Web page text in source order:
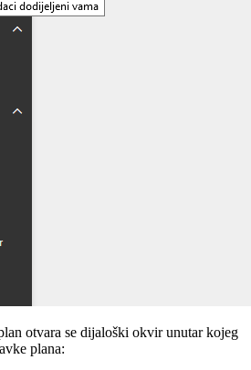
otvara se dijaloški okvir unutar kojeg
plana: